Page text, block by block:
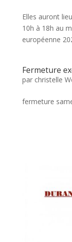
Elles auront
10h à 18h au
européenne
Fermeture
par christelle
fermeture